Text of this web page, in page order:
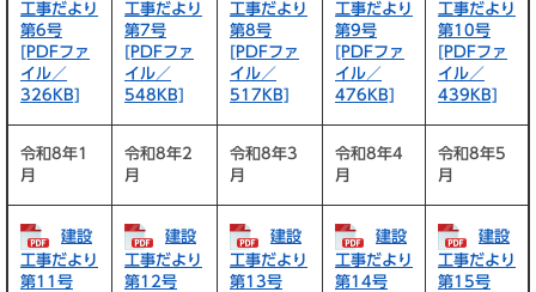
工事だより
第6号
[PDFファ
イル／
326KB]
工事だより
第7号
[PDFファ
イル／
548KB]
工事だより
第8号
[PDFファ
イル／
517KB]
工事だより
第9号
[PDFファ
イル／
476KB]
工事だより
第10号
[PDFファ
イル／
439KB]
令和8年1
月
令和8年2
月
令和8年3
月
令和8年4
月
令和8年5
月
建設
工事だより
第11号
建設
工事だより
第12号
建設
工事だより
第13号
建設
工事だより
第14号
建設
工事だより
第15号